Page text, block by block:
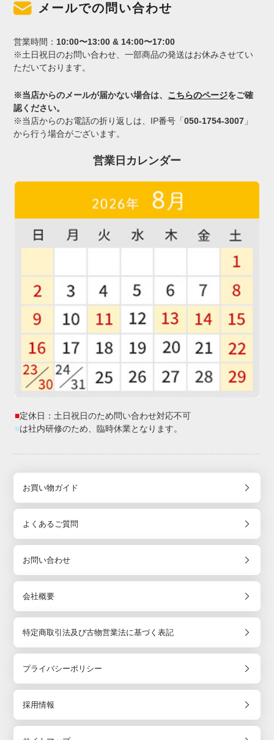
メールでの問い合わせ
営業時間： 10:00〜13:00 & 14:00〜17:00
※土日祝日のお問い合わせ、一部商品の発送はお休みさせてい
ただいております。
※当店からのメールが届かない場合は、 こちらのページをご確
認ください。
※当店からのお電話の折り返しは、IP番号「050-1754-3007 」
から行う場合がございます。
営業日カレンダー
■定休日：土日祝日のため問い合わせ対応不可
■は社内研修のため、臨時休業となります。
お買い物ガイド
よくあるご質問
お問い合わせ
会社概要
特定商取引法及び古物営業法に基づく表記
プライバシーポリシー
採用情報